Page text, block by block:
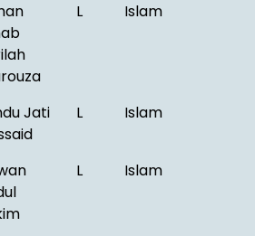
L Islam
Jati
L Islam
L Islam